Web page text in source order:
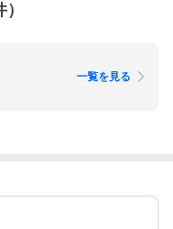
一覧を見る